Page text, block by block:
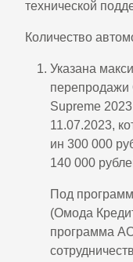
технической
Количество
Указана
перепродажи
Supreme
11.07.2023,
ин 300 000
140 000
Под
(Омода
программа